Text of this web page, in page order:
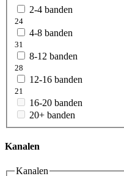
2-4 banden
24
4-8 banden
31
8-12 banden
28
12-16 banden
21
16-20 banden
20+ banden
Kanalen
Kanalen